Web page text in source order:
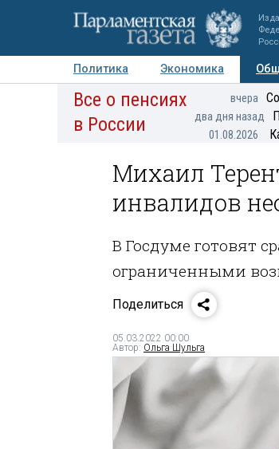
Политика Экономика
Авторы Персоны Мнения
Все о пенсиях
в России
вчера
два дня назад
01.08.2026
Михаил
инвалидов
В Госдуме готовят
ограниченными
Поделиться
05.03.2022 00:00
Автор: Ольга Шульга